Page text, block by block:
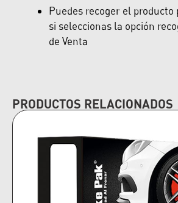
Puedes recoger el producto
si seleccionas la opción
de Venta
PRODUCTOS RELACIONADOS